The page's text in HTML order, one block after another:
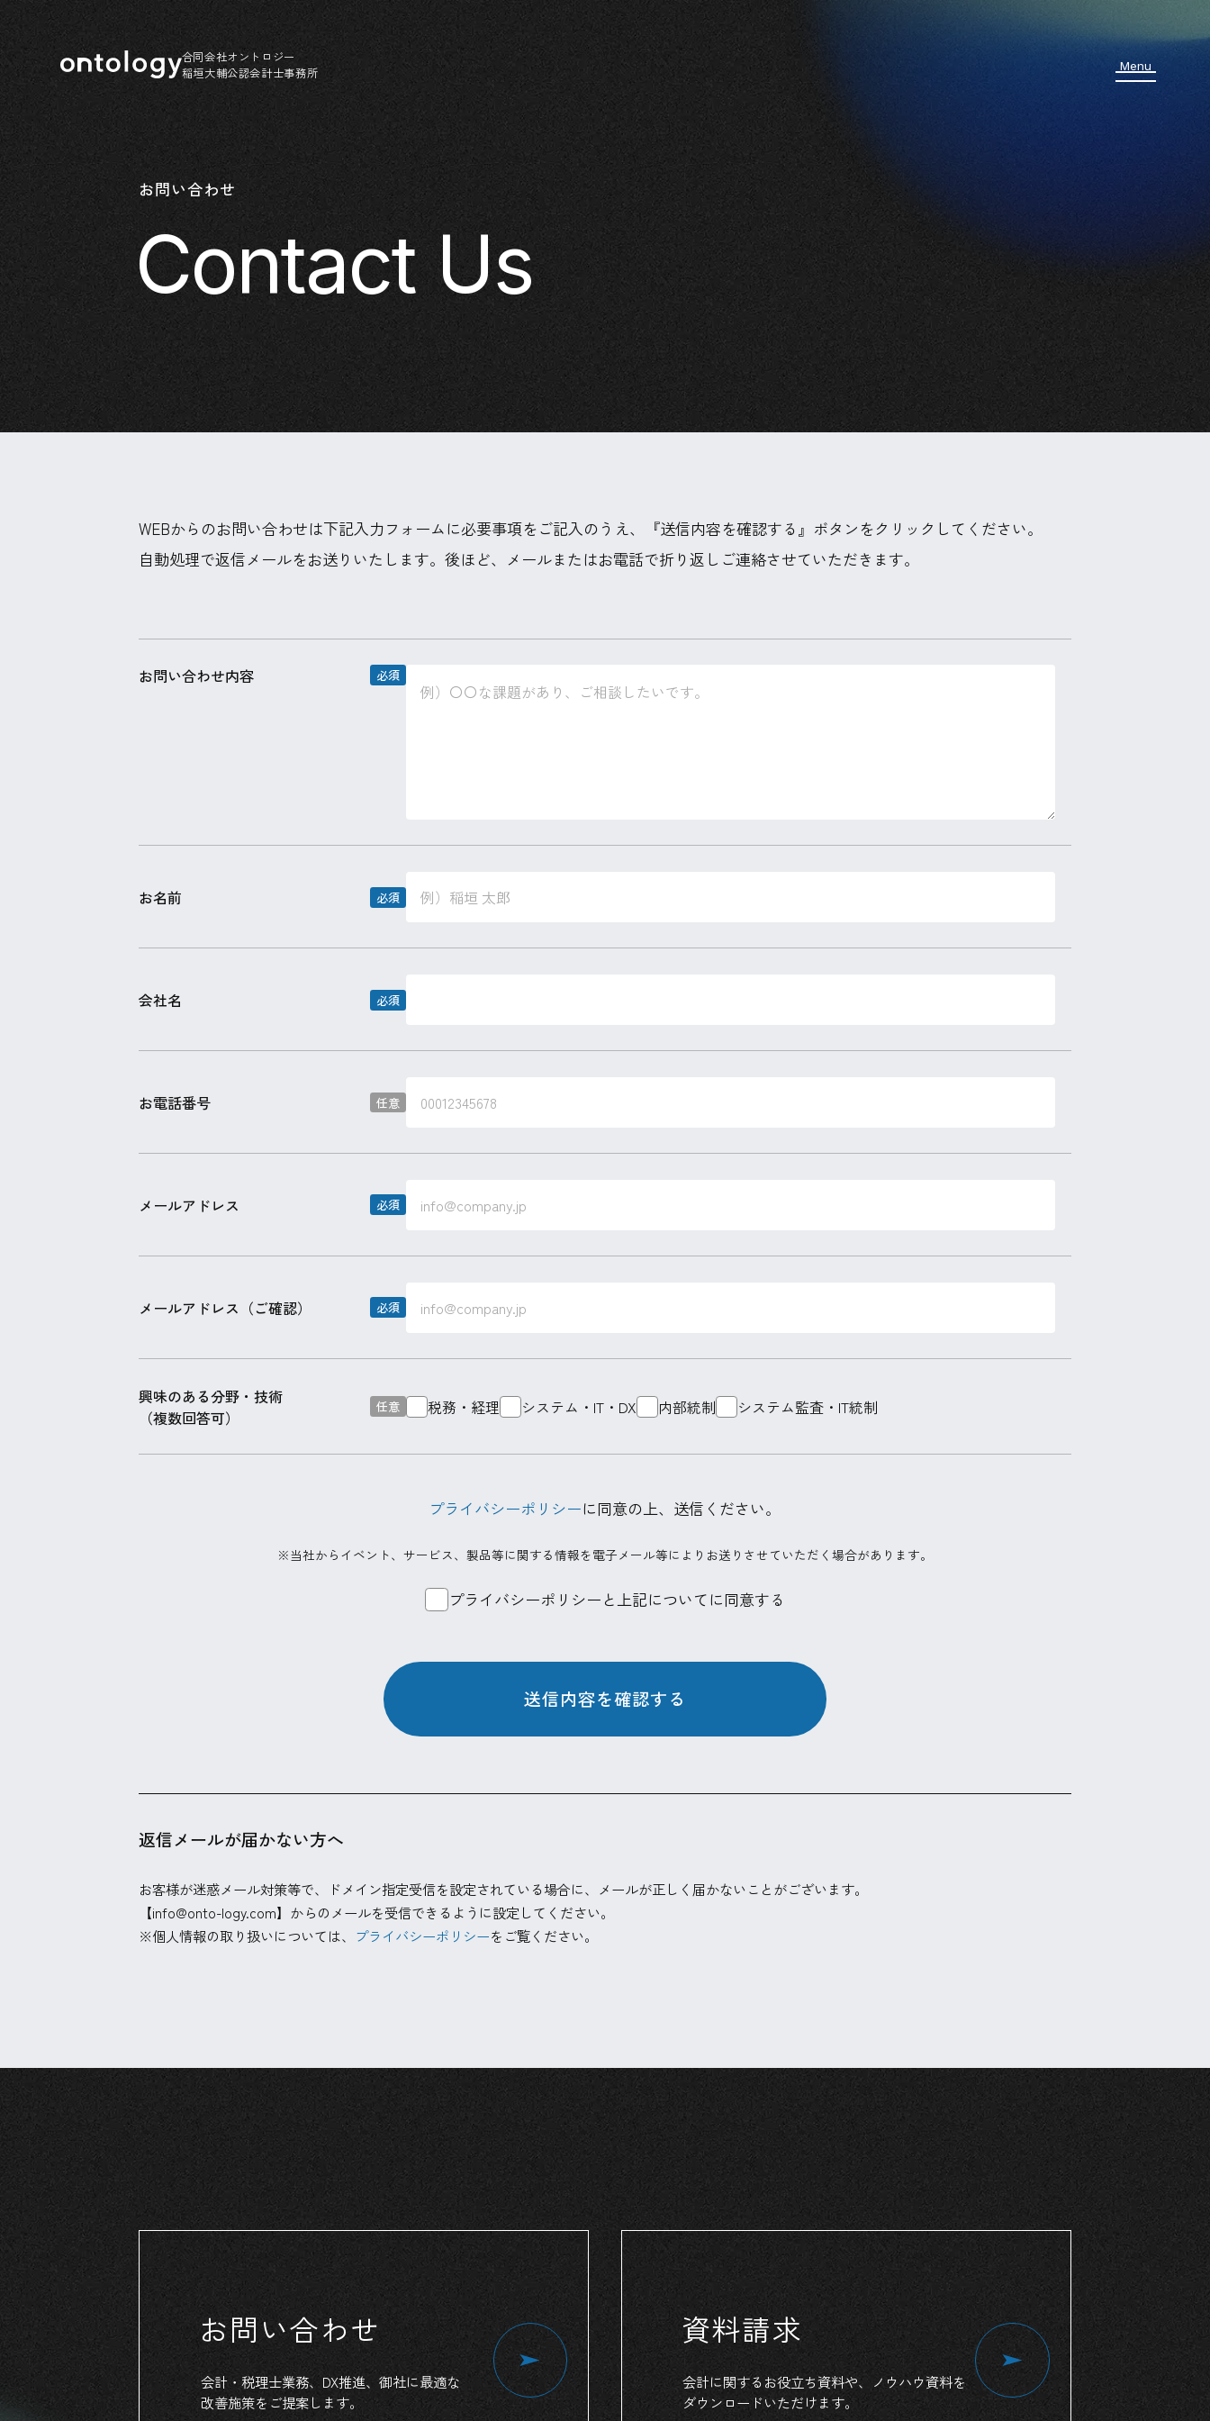
合同会社オントロジー
稲垣大輔公認会計士事務所
お問い合わせ
WEBからのお問い合わせは下記入力フォームに必要事項をご記入のうえ、『送信内容を確認する』ボタンをクリックしてください。
自動処理で返信メールをお送りいたします。後ほど、メールまたはお電話で折り返しご連絡させていただきます。
お問い合わせ内容
お名前
会社名
お電話番号
メールアドレス
メールアドレス （ご確認）
興味のある分野・技術
（複数回答可）
税務・経理 システム・IT・DX 内部統制 システム監査・IT統制
プライバシーポリシーに同意の上、 送信ください。
※当社からイベント、サービス、製品等に関する情報を電子メール等によりお送りさせていただく場合があります。
プライバシーポリシーと上記についてに同意する
送信内容を確認する
返信メールが届かない方へ
お客様が迷惑メール対策等で、ドメイン指定受信を設定されている場合に、メールが正しく届かないことがございます。
【info@onto-logy.com】からのメールを受信できるように設定してください。
※個人情報の取り扱いについては、 プライバシーポリシーをご覧ください。
お問い合わせ
会計・税理士業務、 DX推進、 御社に最適な
改善施策を ご提案します。
資料請求
会計に関するお役立ち資料や、 ノウハウ資料を
ダウンロードいただけます。